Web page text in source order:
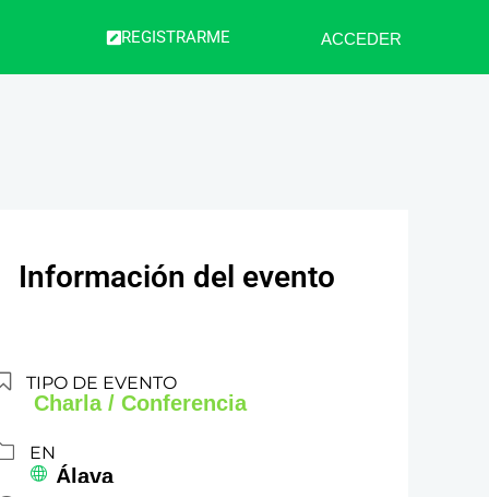
REGISTRARME ACCEDER
Información del evento
TIPO DE EVENTO
Charla / Conferencia
EN
Álava